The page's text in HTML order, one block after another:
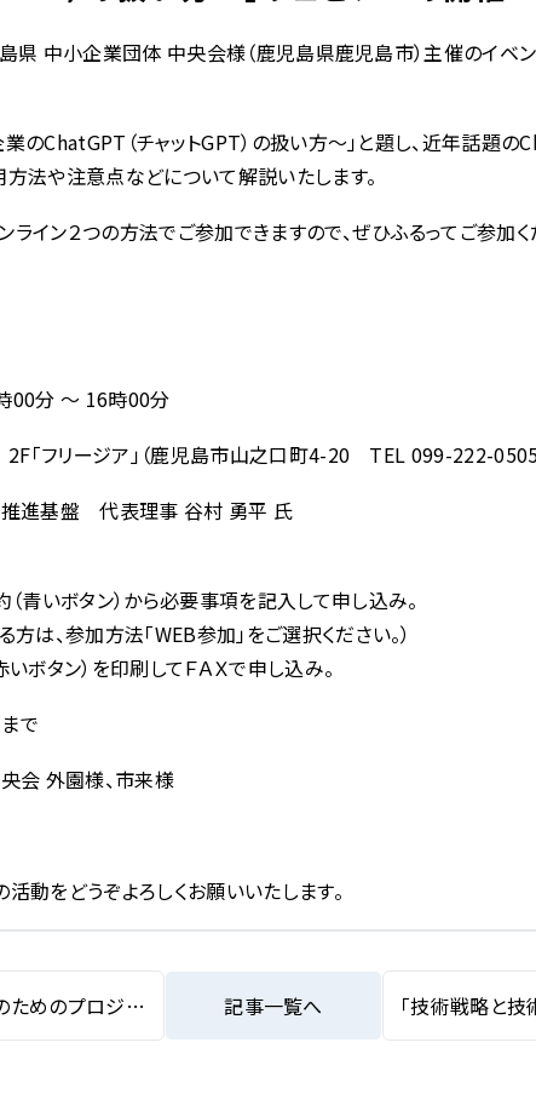
島県 中小企業団体 中央会様（鹿児島県鹿児島市）主催のイベ
のChatGPT（チャットGPT）の扱い方～」と題し、近年話題
法や注意点などについて解説いたします。
イン２つの方法でご参加できますので、ぜひふるってご参加く
00分 ～ 16時00分
2F「フリージア」（鹿児島市山之口町4-20 TEL 099-222-0505
推進基盤 代表理事 谷村 勇平 氏
青いボタン）から必要事項を記入して申し込み。
は、参加方法「WEB参加」をご選択ください。）
ボタン）を印刷してＦＡＸで申し込み。
で
会 外園様、市来様
動をどうぞよろしくお願いいたします。
『オープンイノベーション実行のためのプロジェクトマネジメントのポイント』ウェビナーの登壇について 記事一覧へ